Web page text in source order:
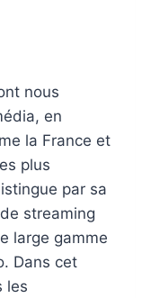
nous
en
la France et
plus
par sa
streaming
large gamme
Dans cet
les